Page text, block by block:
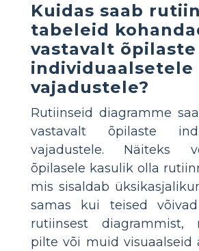
Kuidas saab
tabeleid
vastavalt õpilaste
individuaalsetele
vajadustele?
Rutiinseid diagramme
vastavalt õpilaste
vajadustele. Näiteks
õpilasele kasulik olla
mis sisaldab
samas kui teised
rutiinsest diagrammist,
pilte või muid visuaalseid